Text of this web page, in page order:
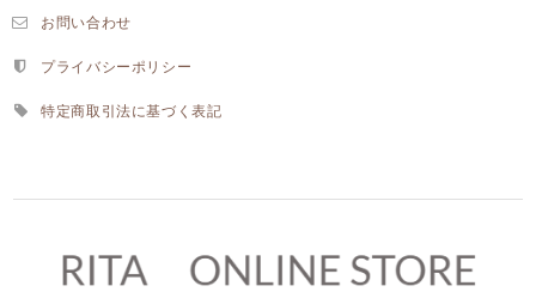
お問い合わせ
プライバシーポリシー
特定商取引法に基づく表記